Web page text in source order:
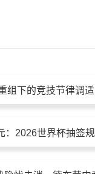
组下的竞技节律调
：2026世界杯抽签